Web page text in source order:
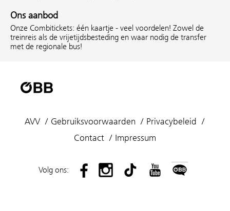
Ons aanbod
Onze Combitickets: één kaartje - veel voordelen! Zowel de
treinreis als de vrijetijdsbesteding en waar nodig de transfer
met de regionale bus!
AVV Gebruiksvoorwaarden
Privacybeleid
Contact
Impressum
Volg ons: